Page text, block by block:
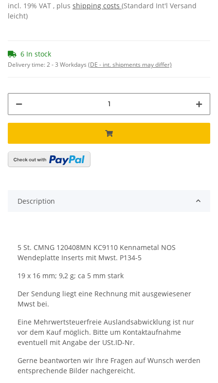
incl. 19% VAT , plus shipping costs (Standard Int'l Versand
leicht)
6 In stock
Delivery time:2 - 3 Workdays (DE - int. shipments may differ)
Description
5 St. CMNG 120408MN KC9110 Kennametal NOS
Wendeplatte Inserts mit Mwst. P134-5
19 x 16 mm; 9,2 g; ca 5 mm stark
Der Sendung liegt eine Rechnung mit ausgewiesener
Mwst bei.
Eine Mehrwertsteuerfreie Auslandsabwicklung ist nur
vor dem Kauf möglich. Bitte um Kontaktaufnahme
eventuell mit Angabe der USt.ID-Nr.
Gerne beantworten wir Ihre Fragen auf Wunsch werden
entsprechende Bilder nachgereicht.